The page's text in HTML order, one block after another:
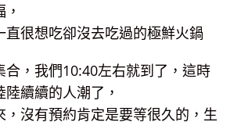
直很想吃卻沒去吃過的極鮮火鍋
合，我們10:40左右就到了，這時
續續的人潮了，
，沒有預約肯定是要等很久的，生